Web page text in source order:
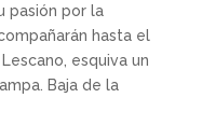
pasión por la
hasta el
esquiva un
Baja de la